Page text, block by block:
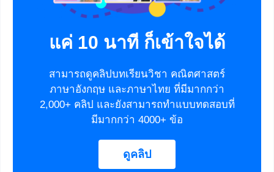
แค่ 10 นาที ก็เข้าใจได้
สามารถดูคลิปบทเรียนวิชา คณิตศาสตร์
ภาษาอังกฤษ และภาษาไทย ที่มีมากกว่า
2,000+ คลิป และยังสามารถทำแบบทดสอบที่
มีมากกว่า 4000+ ข้อ
ดูคลิป